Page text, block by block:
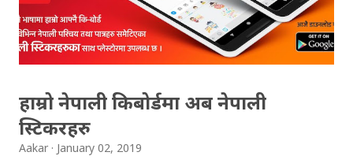
fulfilling the task for which he has taken birth.This
brings tragedy to Radha and all the people in
Vindraban. Radha waits for Krishna to arrive but he
Later she sets out as a Yogini in a long voyage to
search self, leaving her parents. She is accompanied
by her friend Bisakha everywhere she went. Radha
हाम्रो नेपाली किबोर्डमा अब नेपाली
स्टिकरहरु
Aakar January 02, 2019